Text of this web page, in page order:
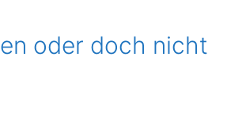
oder doch nicht